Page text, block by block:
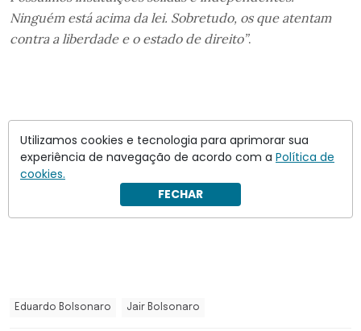
Ninguém está acima da lei. Sobretudo, os que atentam
contra a liberdade e o estado de direito”.
Eduardo Bolsonaro Jair Bolsonaro
Utilizamos cookies e tecnologia para aprimorar sua
experiência de navegação de acordo com a Política de
cookies.
FECHAR